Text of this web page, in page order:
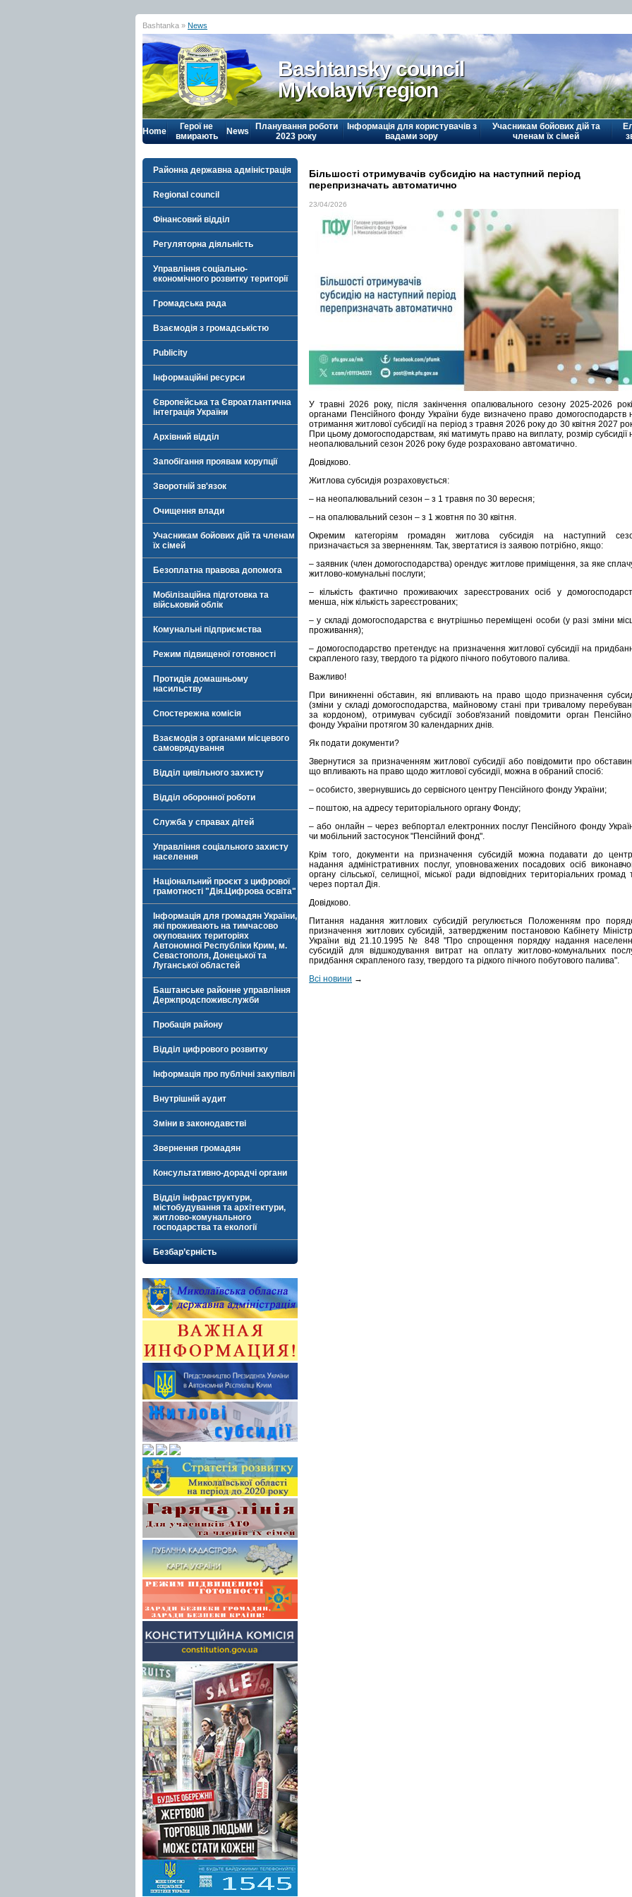
Bashtanka » News
Bashtansky council
Mykolayiv region
Home
Герої не
вмирають
News
Планування роботи
2023 року
Інформація для користувачів з
вадами зору
Учасникам бойових дій та
членам їх сімей
Районна державна адміністрація
Regional council
Фінансовий відділ
Регуляторна діяльність
Управління соціально-
економічного розвитку території
Громадська рада
Взаємодія з громадськістю
Publicity
Інформаційні ресурси
Європейська та Євроатлантична
інтеграція України
Архівний відділ
Запобігання проявам корупції
Зворотній зв'язок
Очищення влади
Учасникам бойових дій та членам
їх сімей
Безоплатна правова допомога
Мобілізаційна підготовка та
військовий облік
Комунальні підприємства
Режим підвищеної готовності
Протидія домашньому
насильству
Спостережна комісія
Взаємодія з органами місцевого
самоврядування
Відділ цивільного захисту
Відділ оборонної роботи
Служба у справах дітей
Управління соціального захисту
населення
Національний проєкт з цифрової
грамотності "Дія.Цифрова освіта"
Інформація для громадян України,
які проживають на тимчасово
окупованих територіях
Автономної Республіки Крим, м.
Севастополя, Донецької та
Луганської областей
Баштанське районне управління
Держпродспоживслужби
Пробація району
Відділ цифрового розвитку
Інформація про публічні закупівлі
Внутрішній аудит
Зміни в законодавстві
Звернення громадян
Консультативно-дорадчі органи
Відділ інфраструктури,
містобудування та архітектури,
житлово-комунального
господарства та екології
Безбар’єрність
Більшості отримувачів субсидію на наступний період
перепризначать автоматично
23/04/2026
У травні 2026 року, після закінчення опалювального сезону 2025-2026
органами Пенсійного фонду України буде визначено право домогосподарств
отримання житлової субсидії на період з травня 2026 року до 30 квітня 2027
При цьому домогосподарствам, які матимуть право на виплату, розмір субсидії
неопалювальний сезон 2026 року буде розраховано автоматично.
Довідково.
Житлова субсидія розраховується:
– на неопалювальний сезон – з 1 травня по 30 вересня;
– на опалювальний сезон – з 1 жовтня по 30 квітня.
Окремим категоріям громадян житлова субсидія на наступний
призначається за зверненням. Так, звертатися із заявою потрібно, якщо:
– заявник (член домогосподарства) орендує житлове приміщення, за яке
житлово-комунальні послуги;
– кількість фактично проживаючих зареєстрованих осіб у
менша, ніж кількість зареєстрованих;
– у складі домогосподарства є внутрішньо переміщені особи (у разі зміни
проживання);
– домогосподарство претендує на призначення житлової субсидії на
скрапленого газу, твердого та рідкого пічного побутового палива.
Важливо!
При виникненні обставин, які впливають на право щодо призначення
(зміни у складі домогосподарства, майновому стані при тривалому
за кордоном), отримувач субсидії зобов'язаний повідомити орган
фонду України протягом 30 календарних днів.
Як подати документи?
Звернутися за призначенням житлової субсидії або повідомити про
що впливають на право щодо житлової субсидії, можна в обраний спосіб:
– особисто, звернувшись до сервісного центру Пенсійного фонду України;
– поштою, на адресу територіального органу Фонду;
– або онлайн – через вебпортал електронних послуг Пенсійного фонду
чи мобільний застосунок "Пенсійний фонд".
Крім того, документи на призначення субсидій можна подавати до
надання адміністративних послуг, уповноважених посадових осіб
органу сільської, селищної, міської ради відповідних територіальних громад
через портал Дія.
Довідково.
Питання надання житлових субсидій регулюється Положенням про
призначення житлових субсидій, затвердженим постановою Кабінету
України від 21.10.1995 № 848 "Про спрощення порядку надання
субсидій для відшкодування витрат на оплату житлово-комунальних
придбання скрапленого газу, твердого та рідкого пічного побутового палива".
Всі новини →